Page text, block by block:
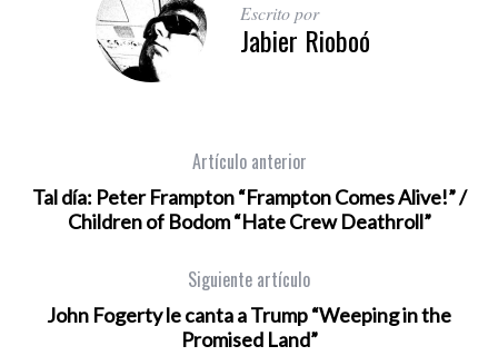
Escrito por
Jabier Rioboó
Artículo anterior
Tal día: Peter Frampton “Frampton Comes Alive!” /
Children of Bodom “Hate Crew Deathroll”
Siguiente artículo
John Fogerty le canta a Trump “Weeping in the
Promised Land”